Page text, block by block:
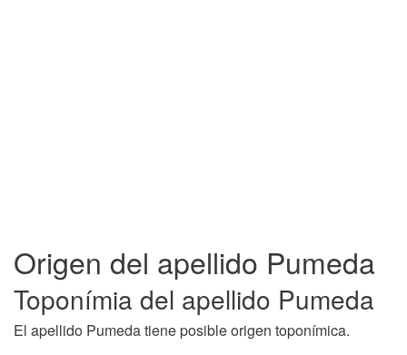
Origen del apellido Pumeda
Toponímia del apellido Pumeda
El apellido Pumeda tiene posible origen toponímica.